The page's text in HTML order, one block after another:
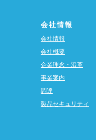
会社情報
会社情報
会社概要
企業理念・沿革
事業案内
調達
製品セキュリティ